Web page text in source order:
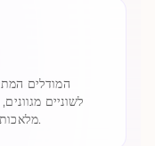
המודלים
לשוניים
מלאכותית ביותר מ-100 שפות - לא רק אנגלית.